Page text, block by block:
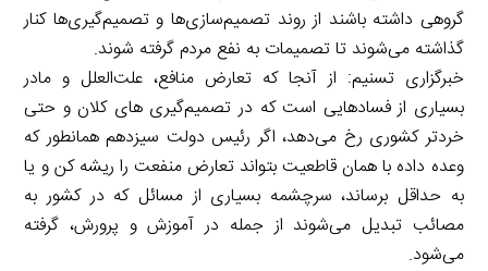
گروهی داشته باشند از روند تصمیم‌سازی‌ها و تصمیم‌گیری‌ها کنار
گذاشته می‌شوند تا تصمیمات به نفع مردم گرفته شوند.
خبرگزاری تسنیم: از آنجا که تعارض منافع، علت‌العلل و مادر
بسیاری از فسادهایی است که در تصمیم‌گیری های کلان و حتی
خردتر کشوری رخ می‌دهد، اگر رئیس دولت سیزدهم همانطور که
وعده داده با همان قاطعیت بتواند تعارض منفعت را ریشه کن و یا
به حداقل برساند، سرچشمه بسیاری از مسائل که در کشور به
مصائب تبدیل می‌شوند از جمله در آموزش و پرورش، گرفته
می‌شود.